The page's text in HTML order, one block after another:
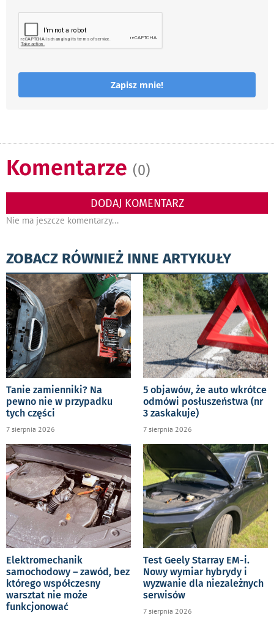
Zapisz mnie!
Komentarze (0)
DODAJ KOMENTARZ
Nie ma jeszcze komentarzy...
ZOBACZ RÓWNIEŻ INNE ARTYKUŁY
Tanie zamienniki? Na
pewno nie w przypadku
tych części
7 sierpnia 2026
5 objawów, że auto wkrótce
odmówi posłuszeństwa (nr
3 zaskakuje)
7 sierpnia 2026
Elektromechanik
samochodowy – zawód, bez
którego współczesny
warsztat nie może
funkcjonować
Test Geely Starray EM-i.
Nowy wymiar hybrydy i
wyzwanie dla niezależnych
serwisów
7 sierpnia 2026